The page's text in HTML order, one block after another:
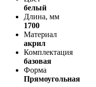
белый
Длина, мм
1700
Материал
акрил
Комплектация
базовая
Форма
Прямоугольная